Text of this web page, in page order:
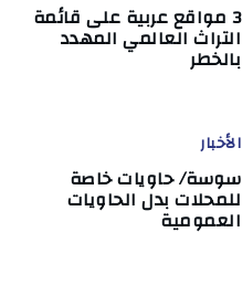
3 مواقع عربية على قائمة
التراث العالمي المهدد
بالخطر
الأخبار
سوسة/ حاويات خاصة
للمحلات بدل الحاويات
العمومية